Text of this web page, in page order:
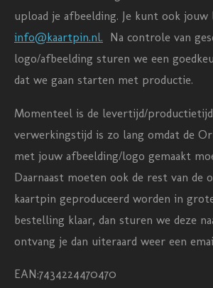
upload je afbeelding. Je kunt ook
info@kaartpin.nl. Na controle van
logo/afbeelding sturen we een
dat we gaan starten met productie.
Momenteel is de levertijd/
verwerkingstijd is zo lang omdat de
met jouw afbeelding/logo gemaakt
Daarnaast moeten ook de rest van de
kaartpin geproduceerd worden in
bestelling klaar, dan sturen we deze
ontvang je dan uiteraard weer een
EAN:7434224470470